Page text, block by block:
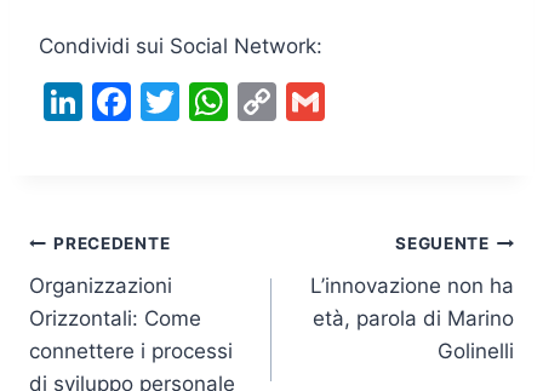
Condividi sui Social Network:
Li
dI
n
F
b
o
o
k
T
W
p
C
Navigazione
articoli
PRECEDENTE
Organizzazioni
Orizzontali: Come
connettere i processi
di sviluppo personale
SEGUENTE
L’innovazione non ha
età, parola di Marino
Golinelli